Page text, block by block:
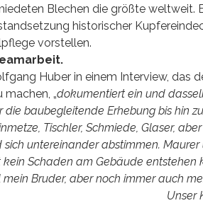
Blechen die größte weltweit.
historischer
vorstellen.
Huber in einem Interview, das
„dokumentiert ein und
baubegleitende Erhebung bis hin
Tischler, Schmiede, Glaser,
untereinander abstimmen.
Schaden am Gebäude
Bruder, aber noch immer auch
Unser